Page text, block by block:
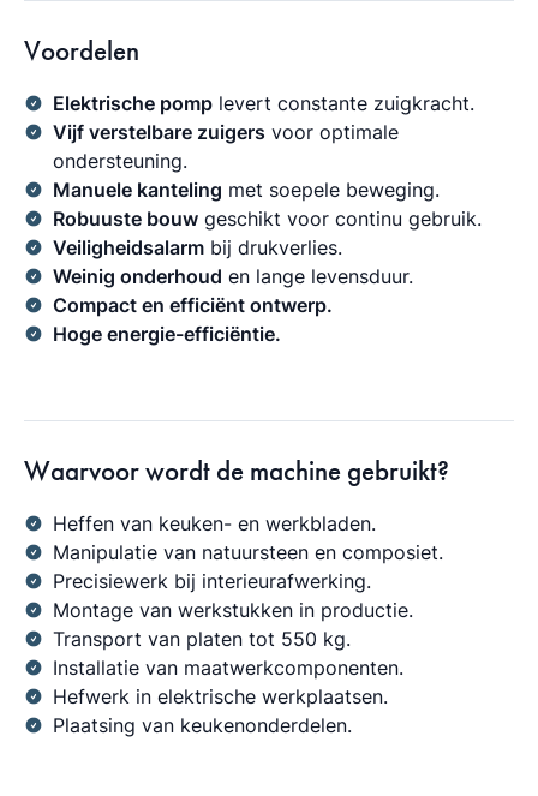
Voordelen
Elektrische pomp levert constante zuigkracht.
Vijf verstelbare zuigers voor optimale
ondersteuning.
Manuele kanteling met soepele beweging.
Robuuste bouw geschikt voor continu gebruik.
Veiligheidsalarm bij drukverlies.
Weinig onderhoud en lange levensduur.
Compact en efficiënt ontwerp.
Hoge energie-efficiëntie.
Waarvoor wordt de machine gebruikt?
Heffen van keuken- en werkbladen.
Manipulatie van natuursteen en composiet.
Precisiewerk bij interieurafwerking.
Montage van werkstukken in productie.
Transport van platen tot 550 kg.
Installatie van maatwerkcomponenten.
Hefwerk in elektrische werkplaatsen.
Plaatsing van keukenonderdelen.